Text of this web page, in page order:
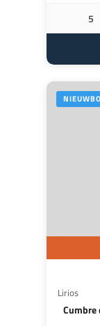
5
Lirios